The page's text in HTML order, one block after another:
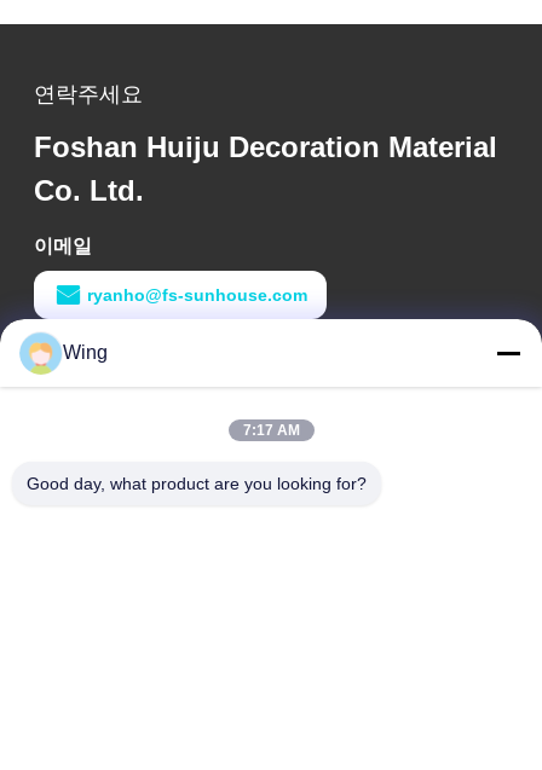
연락주세요
Foshan Huiju Decoration Material
Co. Ltd.
이메일
ryanho@fs-sunhouse.com
작업 시간
9:00-18:00
회사 주소
Wing
7:17 AM
Good day, what product are you looking for?